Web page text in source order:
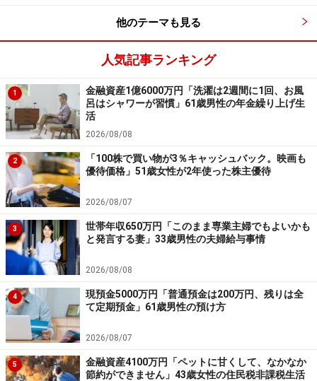
普段の暮らしも倹約そのもので、「毎日午前中にスーパ
ーの値引きコーナーをチェックします。外食は友人に誘
われた時だけで、年に数回あるかないか。基本は自炊
で、冷蔵庫にあるもので工夫して作ります。午後は近所
のシルバーサロンで仲間とおしゃべり」をするのが日課
とのこと。
ただ、やはり「年金が思ったより少なかったこと」には
落胆したとあじさいさん。「マクロスライドという仕組
みのせいか、受給額が実質的に減っているように感じて
おり、将来への見通しが甘かったと反省しています」と
コメントされていました。
他のテーマも見る
人気記事ランキング
1
金融資産1億6000万円「洗濯は2週間に1回、お風
呂はシャワーが習慣」61歳男性の年金繰り上げ生
活
2026/08/08
2
「100株で買い物が3％キャッシュバック。映画も
優待価格」51歳女性が2年使った株主優待
2026/08/07
3
世帯年収650万円「このまま専業主婦でもよいかも
と発言する妻」33歳男性の夫婦給与事情
2026/08/08
4
現預金5000万円「普通預金は200万円、残りは全
て定期預金」61歳男性の預け方
2026/08/07
5
金融資産4100万円「ペットに甘くして、なかなか
節約ができません」43歳女性の住民税非課税生活